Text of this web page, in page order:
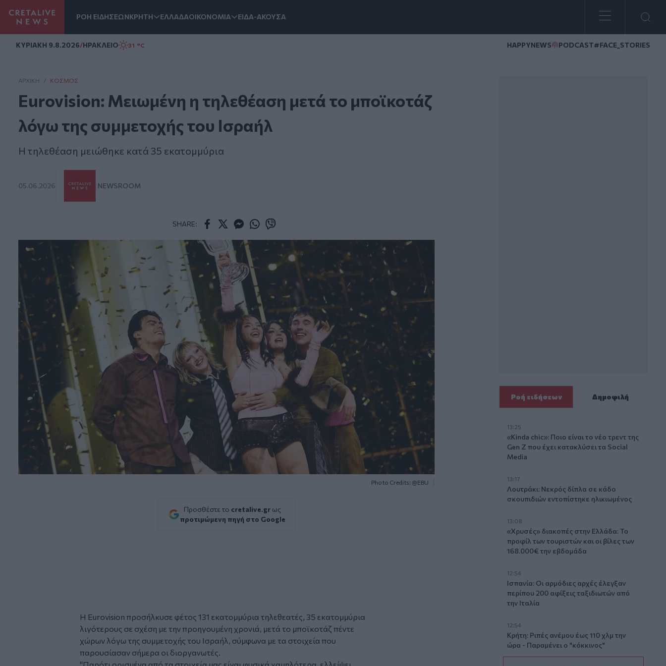
ΡΟΗ ΕΙΔΗΣΕΩΝΚΡΗΤΗ ΕΛΛΑΔΑΟΙΚΟΝΟΜΙΑ ΕΙΔΑ-ΑΚΟΥΣΑ
ΚΥΡΙΑΚΗ 9.8.2026/ΗΡΑΚΛΕΙΟ 31 °C HAPPYNEWS PODCAST#FACE_STORIES
ΑΡΧΙΚΗ / ΚΌΣΜΟΣ
Eurovision: Μειωμένη η τηλεθέαση μετά το μποϊκοτάζ
λόγω της συμμετοχής του Ισραήλ
Η τηλεθέαση μειώθηκε κατά 35 εκατομμύρια
05.06.2026 NEWSROOM
SHARE:
Photo Credits: @EBU
Προσθέστε το cretalive.gr ως
προτιμώμενη πηγή στο Google
Η Eurovision προσήλκυσε φέτος 131 εκατομμύρια τηλεθεατές, 35 εκατομμύρια
λιγότερους σε σχέση με την προηγουμένη χρονιά, μετά το μποϊκοτάζ πέντε
χώρων λόγω της συμμετοχής του Ισραήλ, σύμφωνα με τα στοιχεία που
παρουσίασαν σήμερα οι διοργανωτές.
Ροή ειδήσεων Δημοφιλή
13:25
«Kinda chic»: Ποιο είναι το νέο τρεντ της
Gen Z που έχει κατακλύσει τα Social
Media
13:17
Λουτράκι: Νεκρός δίπλα σε κάδο
σκουπιδιών εντοπίστηκε ηλικιωμένος
13:08
«Χρυσές» διακοπές στην Ελλάδα: Το
προφίλ των τουριστών και οι βίλες των
168.000€ την εβδομάδα
12:54
Ισπανία: Οι αρμόδιες αρχές έλεγξαν
περίπου 200 αφίξεις ταξιδιωτών από
την Ιταλία
12:54
Κρήτη: Ριπές ανέμου έως 110 χλμ την
ώρα - Παραμένει ο "κόκκινος"
συναγερμός